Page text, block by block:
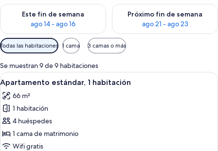
Este fin de semana
ago 14 - ago 16
Consulta la disponibilidad para este fin de semana, ago 14 -
Próximo fin de semana
ago 21 - ago 23
Consulta la disponibilidad
Filtros
disponibles
para
las
habitaciones
Todas las habitaciones 1 cama 3 camas o más
Se muestran 9 de 9 habitaciones
Abrir
todas
las
fotos
de
Apartamento
estándar,
Habitación de hotel moderna con
5
Apartamento estándar, 1 habitación
66 m²
1 habitación
4 huéspedes
1 cama de matrimonio
Wifi gratis